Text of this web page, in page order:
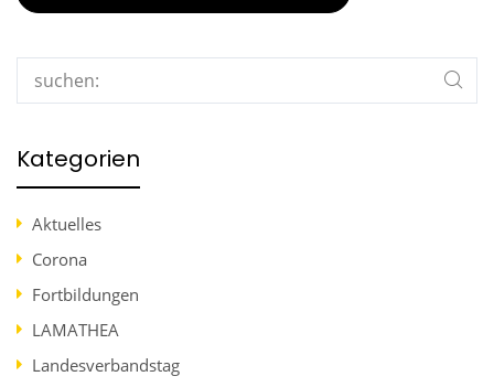
Search
Kategorien
Aktuelles
Corona
Fortbildungen
LAMATHEA
Landesverbandstag